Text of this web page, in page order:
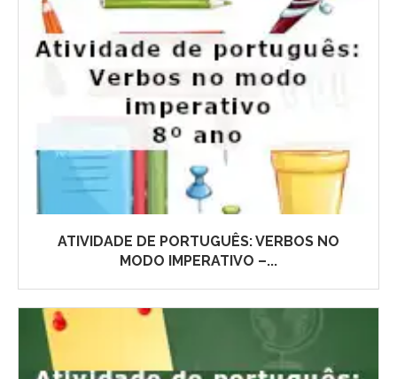
ATIVIDADE DE PORTUGUÊS: VERBOS NO
MODO IMPERATIVO –...